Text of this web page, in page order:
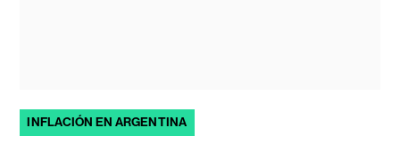
INFLACIÓN EN ARGENTINA